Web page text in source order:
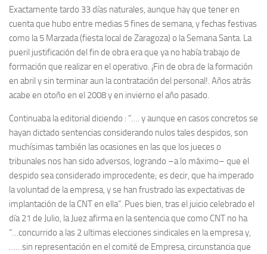
Exacta­mente tardo 33 días naturales, aunque hay que tener en
cuenta que hubo entre medias 5 fines de semana, y fechas festivas
como la 5 Marzada (fiesta local de Zaragoza) o la Semana Santa. La
pueril justifica­ción del fin de obra era que ya no había trabajo de
forma­ción que rea­lizar en el operativo. ¡Fin de obra de la forma­ción
en abril y sin terminar aun la contrata­ción del personal!. Años atrás
acabe en otoño en el 2008 y en invierno el año pasado.
Continuaba la editorial diciendo : “…. y aunque en casos concretos se
hayan dictado sentencias considerando nulos tales despidos, son
muchísimas también las ocasiones en las que los jueces o
tribunales nos han sido adversos, logrando –a lo máximo– que el
despido sea conside­rado improcedente; es decir, que ha impe­rado
la voluntad de la empresa, y se han frustrado las expectativas de
implanta­ción de la CNT en ella”. Pues bien, tras el juicio celebrado el
día 21 de Julio, la Juez afirma en la sentencia que como CNT no ha
“…concurrido a las 2 ultimas elecciones sindicales en la empresa y,
……sin representa­ción en el comité de Empresa, circunstancia que